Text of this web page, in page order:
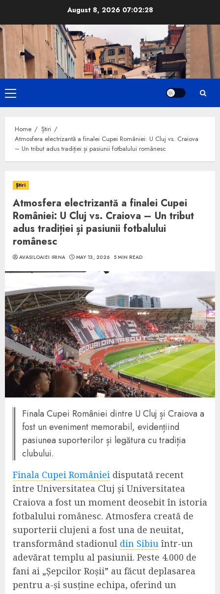
content
August 8, 2026 07:02:29
Primary
Menu
Home
Știri
Atmosfera electrizantă a finalei Cupei României: U Cluj vs. Craiova
– Un tribut adus tradiției și pasiunii fotbalului românesc
Știri
Atmosfera electrizantă a finalei Cupei
României: U Cluj vs. Craiova – Un tribut
adus tradiției și pasiunii fotbalului
românesc
AVASILOAIEI IRINA MAY 13, 2026 5 MIN READ
Finala Cupei României dintre U Cluj și Craiova a
fost un eveniment memorabil, evidențiind
pasiunea suporterilor și legătura cu tradiția
clubului.
Finala Cupei României disputată recent
între Universitatea Cluj și Universitatea
Craiova a fost un moment deosebit în istoria
fotbalului românesc. Atmosfera creată de
suporterii clujeni a fost una de neuitat,
transformând stadionul din Sibiu într-un
adevărat templu al pasiunii. Peste 4.000 de
fani ai „Șepcilor Roșii” au făcut deplasarea
pentru a-și susține echipa, oferind un